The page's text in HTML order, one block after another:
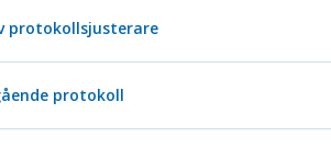
protokollsjusterare
protokoll